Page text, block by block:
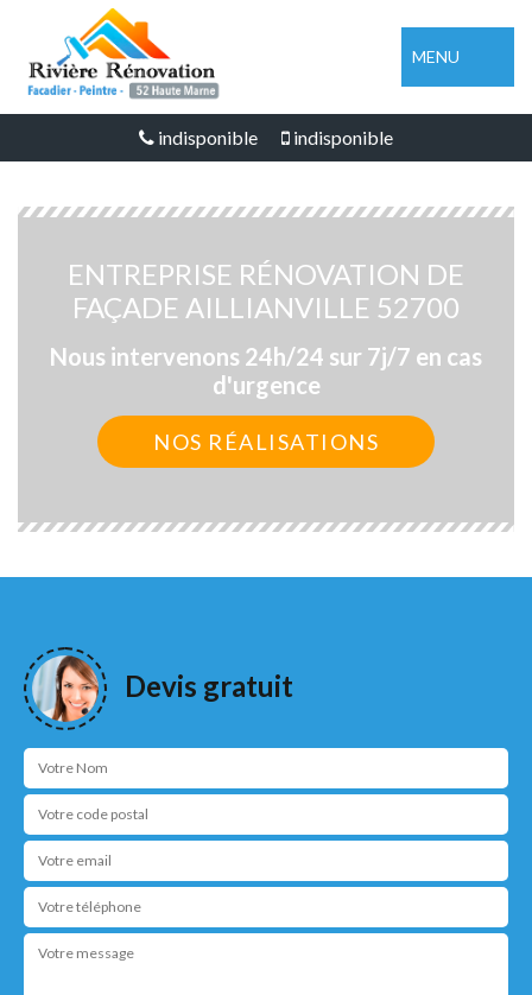
MENU
indisponible indisponible
ENTREPRISE RÉNOVATION DE
FAÇADE AILLIANVILLE 52700
Nous intervenons 24h/24 sur 7j/7 en cas
d'urgence
NOS RÉALISATIONS
Devis gratuit